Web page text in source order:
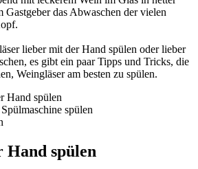
Gastgeber das Abwaschen der vielen
lieber mit der Hand spülen oder lieber
es gibt ein paar Tipps und Tricks, die
Weingläser am besten zu spülen.
Hand spülen
spülen
Hand spülen